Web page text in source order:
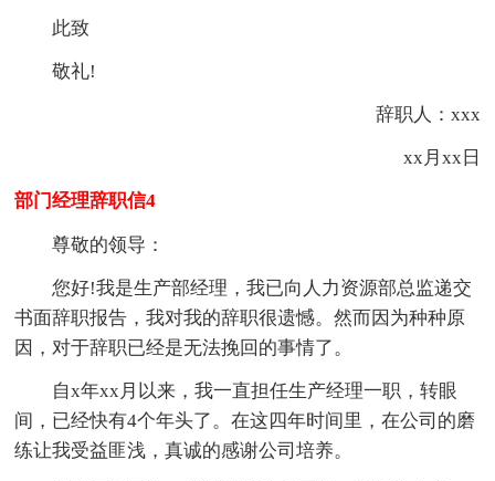
此致
敬礼!
辞职人：xxx
xx月xx日
部门经理辞职信4
尊敬的领导：
您好!我是生产部经理，我已向人力资源部总监递交
书面辞职报告，我对我的辞职很遗憾。然而因为种种原
因，对于辞职已经是无法挽回的事情了。
自x年xx月以来，我一直担任生产经理一职，转眼
间，已经快有4个年头了。在这四年时间里，在公司的磨
练让我受益匪浅，真诚的感谢公司培养。